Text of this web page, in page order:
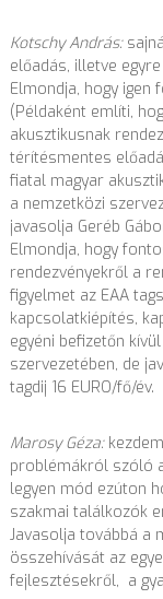
Kotschy András:
előadás, illetve
Elmondja, hogy
(Példaként említi,
akusztikusnak
térítésmentes
fiatal magyar
a nemzetközi
javasolja Geréb
Elmondja, hogy
rendezvényekről a
figyelmet az EAA
kapcsolatkiépítés,
egyéni befizetőn
szervezetében, de
tagdij 16 EURO/fő/év.
Marosy Géza:
problémákról szóló
legyen mód ezúton
szakmai találkozók
Javasolja továbbá a
összehívását az
fejlesztésekről, a